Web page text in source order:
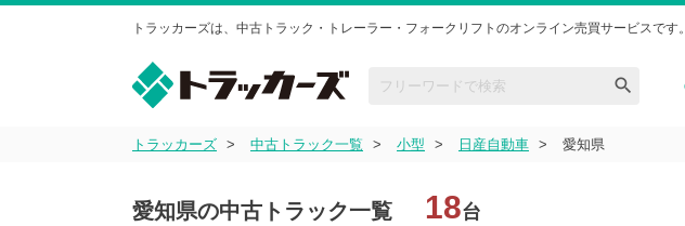
トラッカーズは、中古トラック・トレーラー・フォークリフトのオンライン売買サービスです。
トラッカーズ 中古トラック一覧 小型 日産自動車 愛知県
愛知県の中古トラック一覧 18台